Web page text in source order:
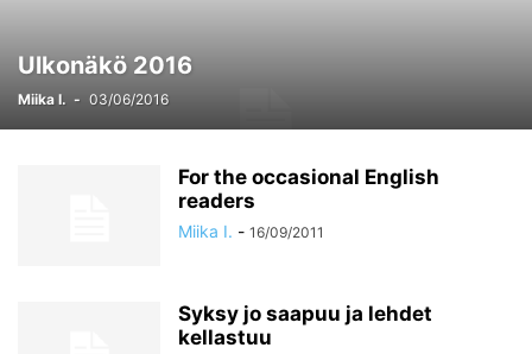
Ulkonäkö 2016
Miika I. - 03/06/2016
For the occasional English
readers
Miika I. - 16/09/2011
Syksy jo saapuu ja lehdet
kellastuu